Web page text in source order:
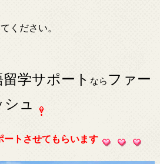
ください。
学サポート なら ファー
ュ
ートさせてもらいます